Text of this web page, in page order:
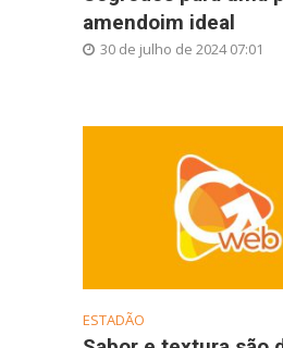
amendoim ideal
30 de julho de 2024 07:01
ESTADÃO